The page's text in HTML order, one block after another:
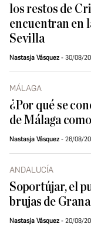
los restos de
encuentran en
Sevilla
Nastasja Vásquez 30/08/
MÁLAGA
¿Por qué se
de Málaga
Nastasja Vásquez 26/08/
ANDALUCÍA
Soportújar, el
brujas de
Nastasja Vásquez 20/08/